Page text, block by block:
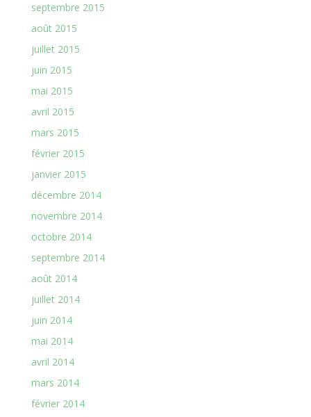
septembre 2015
août 2015
juillet 2015
juin 2015
mai 2015
avril 2015
mars 2015
février 2015
janvier 2015
décembre 2014
novembre 2014
octobre 2014
septembre 2014
août 2014
juillet 2014
juin 2014
mai 2014
avril 2014
mars 2014
février 2014